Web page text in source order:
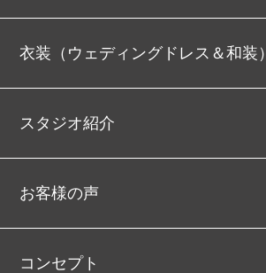
衣装（ウェディングドレス＆和装）
スタジオ紹介
お客様の声
コンセプト